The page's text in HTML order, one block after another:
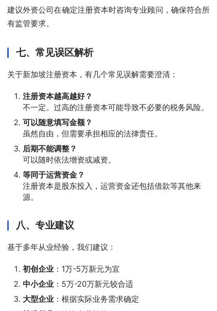
建议外资公司在确定注册资本时咨询专业顾问，确保符合所
有监管要求。
七、常见误区解析
关于新加坡注册资本，有几个常见误解需要澄清：
注册资本越高越好？
不一定。过高的注册资本可能导致不必要的税务风险。
可以随意填写金额？
虽然自由，但需要承担相应的法律责任。
后期不能调整？
可以随时依法增资或减资。
等同于运营资金？
注册资本是股东投入，运营资金还包括借款等其他来
源。
八、专业建议
基于多年从业经验，我们建议：
初创企业 ：1万-5万新元为宜
中小企业 ：5万-20万新元较合适
大型企业 ：根据实际业务需求确定